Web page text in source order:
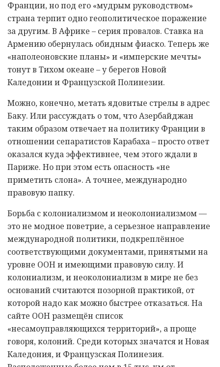
Франции, но под его «мудрым руководством»
страна терпит одно геополитическое поражение
за другим. В Африке – серия провалов. Ставка на
Армению обернулась обидным фиаско. Теперь же
«наполеоновские планы» и «имперские мечты»
тонут в Тихом океане – у берегов Новой
Каледонии и Французской Полинезии.
Можно, конечно, метать ядовитые стрелы в адрес
Баку. Или рассуждать о том, что Азербайджан
таким образом отвечает на политику Франции в
отношении сепаратистов Карабаха – просто ответ
оказался куда эффективнее, чем этого ждали в
Париже. Но при этом есть опасность «не
приметить слона». А точнее, международно
правовую папку.
Борьба с колониализмом и неоколониализмом —
это не модное поветрие, а серьезное направление
международной политики, подкреплённое
соответствующими документами, принятыми на
уровне ООН и имеющими правовую силу. И
колониализм, и неоколониализм в мире не без
оснований считаются позорной практикой, от
которой надо как можно быстрее отказаться. На
сайте ООН размещён список
«несамоуправляющихся территорий», а проще
говоря, колоний. Среди которых значатся и Новая
Каледония, и Французская Полинезия.